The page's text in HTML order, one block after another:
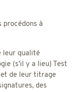
procédons à
leur qualité
(s'il y a lieu) Test
de leur titrage
des